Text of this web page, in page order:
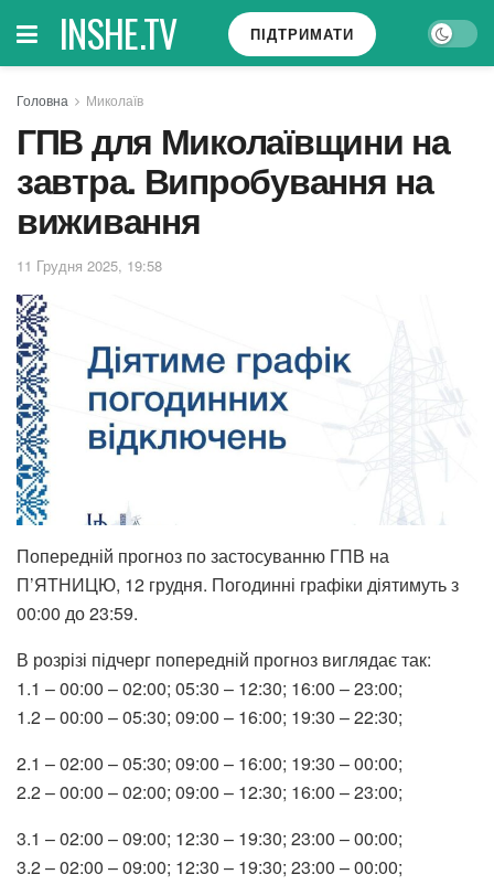
INSHE.TV ПІДТРИМАТИ
Головна Миколаїв
ГПВ для Миколаївщини на
завтра. Випробування на
виживання
11 Грудня 2025, 19:58
Попередній прогноз по застосуванню ГПВ на
П’ЯТНИЦЮ, 12 грудня. Погодинні графіки діятимуть з
00:00 до 23:59.
В розрізі підчерг попередній прогноз виглядає так:
1.1 – 00:00 – 02:00; 05:30 – 12:30; 16:00 – 23:00;
1.2 – 00:00 – 05:30; 09:00 – 16:00; 19:30 – 22:30;
2.1 – 02:00 – 05:30; 09:00 – 16:00; 19:30 – 00:00;
2.2 – 00:00 – 02:00; 09:00 – 12:30; 16:00 – 23:00;
3.1 – 02:00 – 09:00; 12:30 – 19:30; 23:00 – 00:00;
3.2 – 02:00 – 09:00; 12:30 – 19:30; 23:00 – 00:00;